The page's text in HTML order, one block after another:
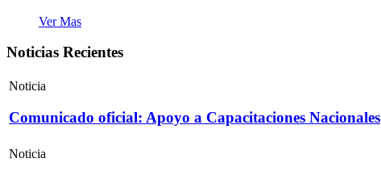
Ver Mas
Noticias Recientes
Noticia
Comunicado oficial: Apoyo a Capacitaciones Nacionales
Noticia